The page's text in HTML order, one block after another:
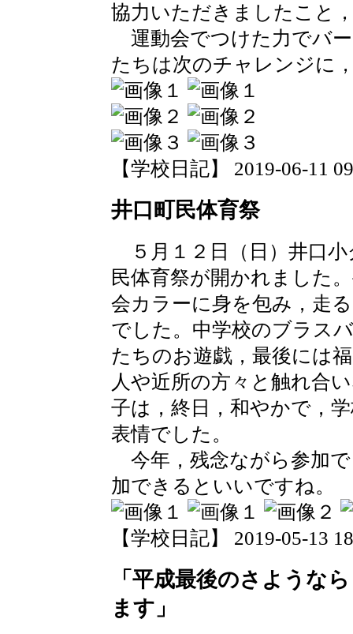
協力いただきましたこと
運動会でつけた力でバ
たちは次のチャレンジに
【学校日記】 2019-06-11
井口町民体育祭
５月１２日（日）井口
民体育祭が開かれました
会カラーに身を包み，走
でした。中学校のブラス
たちのお遊戯，最後には
人や近所の方々と触れ合
子は，終日，和やかで，
表情でした。
今年，残念ながら参加
加できるといいですね。
【学校日記】 2019-05-13
「平成最後のさような
ます」